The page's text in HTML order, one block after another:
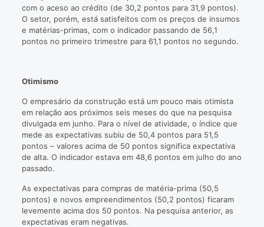
com o aceso ao crédito (de 30,2 pontos para 31,9 pontos).
O setor, porém, está satisfeitos com os preços de insumos
e matérias-primas, com o indicador passando de 56,1
pontos no primeiro trimestre para 61,1 pontos no segundo.
Otimismo
O empresário da construção está um pouco mais otimista
em relação aos próximos seis meses do que na pesquisa
divulgada em junho. Para o nível de atividade, o índice que
mede as expectativas subiu de 50,4 pontos para 51,5
pontos – valores acima de 50 pontos significa expectativa
de alta. O indicador estava em 48,6 pontos em julho do ano
passado.
As expectativas para compras de matéria-prima (50,5
pontos) e novos empreendimentos (50,2 pontos) ficaram
levemente acima dos 50 pontos. Na pesquisa anterior, as
expectativas eram negativas.